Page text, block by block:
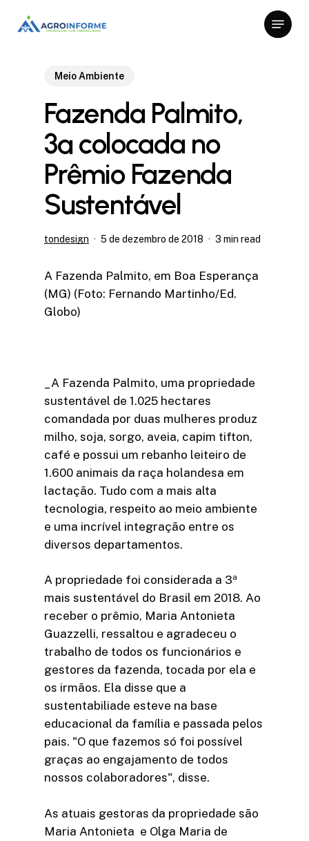
Menu
Meio Ambiente
Fazenda Palmito,
3ª colocada no
Prêmio Fazenda
Sustentável
tondesign 5 de dezembro de 2018 3 min read
A Fazenda Palmito, em Boa Esperança
(MG) (Foto: Fernando Martinho/Ed.
Globo)
_A Fazenda Palmito, uma propriedade
sustentável de 1.025 hectares
comandada por duas mulheres produz
milho, soja, sorgo, aveia, capim tifton,
café e possui um rebanho leiteiro de
1.600 animais da raça holandesa em
lactação. Tudo com a mais alta
tecnologia, respeito ao meio ambiente
e uma incrível integração entre os
diversos departamentos.
A propriedade foi considerada a 3ª
mais sustentável do Brasil em 2018. Ao
receber o prêmio, Maria Antonieta
Guazzelli, ressaltou e agradeceu o
trabalho de todos os funcionários e
gestores da fazenda, tocada por ela e
os irmãos. Ela disse que a
sustentabiliade esteve na base
educacional da família e passada pelos
pais. "O que fazemos só foi possível
graças ao engajamento de todos
nossos colaboradores", disse.
As atuais gestoras da propriedade são
Maria Antonieta e Olga Maria de